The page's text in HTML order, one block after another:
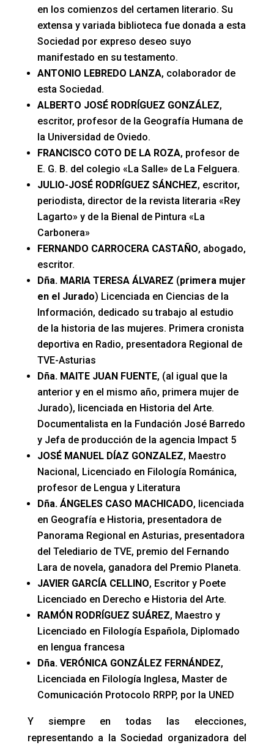
en los comienzos del certamen literario. Su
extensa y variada biblioteca fue donada a esta
Sociedad por expreso deseo suyo
manifestado en su testamento.
ANTONIO LEBREDO LANZA, colaborador de
esta Sociedad.
ALBERTO JOSÉ RODRÍGUEZ GONZÁLEZ,
escritor, profesor de la Geografía Humana de
la Universidad de Oviedo.
FRANCISCO COTO DE LA ROZA, profesor de
E. G. B. del colegio «La Salle» de La Felguera.
JULIO-JOSÉ RODRÍGUEZ SÁNCHEZ, escritor,
periodista, director de la revista literaria «Rey
Lagarto» y de la Bienal de Pintura «La
Carbonera»
FERNANDO CARROCERA CASTAÑO, abogado,
escritor.
Dña. MARIA TERESA ÁLVAREZ (primera mujer
en el Jurado) Licenciada en Ciencias de la
Información, dedicado su trabajo al estudio
de la historia de las mujeres. Primera cronista
deportiva en Radio, presentadora Regional de
TVE-Asturias
Dña. MAITE JUAN FUENTE, (al igual que la
anterior y en el mismo año, primera mujer de
Jurado), licenciada en Historia del Arte.
Documentalista en la Fundación José Barredo
y Jefa de producción de la agencia Impact 5
JOSÉ MANUEL DÍAZ GONZALEZ, Maestro
Nacional, Licenciado en Filología Románica,
profesor de Lengua y Literatura
Dña. ÁNGELES CASO MACHICADO, licenciada
en Geografía e Historia, presentadora de
Panorama Regional en Asturias, presentadora
del Telediario de TVE, premio del Fernando
Lara de novela, ganadora del Premio Planeta.
JAVIER GARCÍA CELLINO, Escritor y Poete
Licenciado en Derecho e Historia del Arte.
RAMÓN RODRÍGUEZ SUÁREZ, Maestro y
Licenciado en Filología Española, Diplomado
en lengua francesa
Dña. VERÓNICA GONZÁLEZ FERNÁNDEZ,
Licenciada en Filología Inglesa, Master de
Comunicación Protocolo RRPP, por la UNED
Y siempre en todas las elecciones,
representando a la Sociedad organizadora del